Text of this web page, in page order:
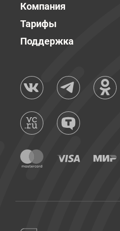
Компания
Тарифы
Поддержка